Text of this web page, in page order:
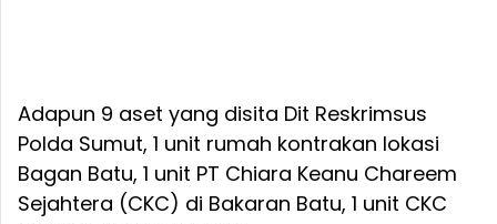
Adapun 9 aset yang disita Dit Reskrimsus
Polda Sumut, 1 unit rumah kontrakan lokasi
Bagan Batu, 1 unit PT Chiara Keanu Chareem
Sejahtera (CKC) di Bakaran Batu, 1 unit CKC